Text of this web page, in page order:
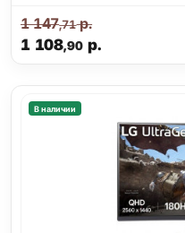
1 108,90 р.
1 147,71р.
В наличии